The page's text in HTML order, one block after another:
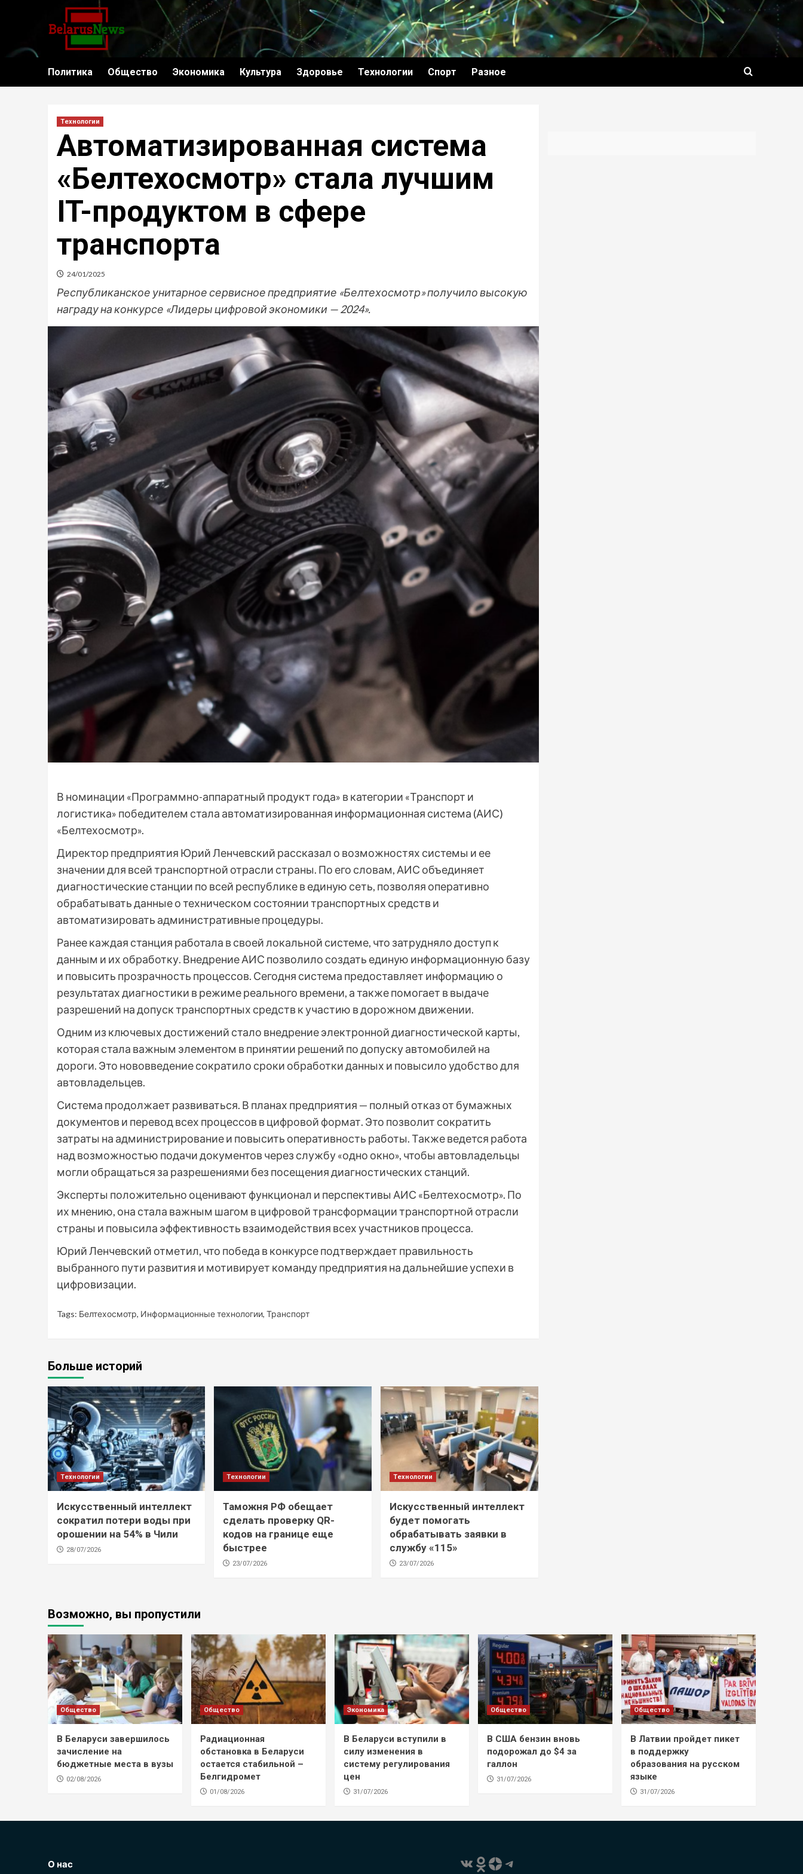
Политика Общество Экономика Культура Здоровье Технологии Спорт Разное
Технологии
Автоматизированная система
«Белтехосмотр» стала лучшим
IT-продуктом в сфере
транспорта
24/01/2025
Республиканское унитарное сервисное предприятие «Белтехосмотр» получило высокую
награду на конкурсе «Лидеры цифровой экономики — 2024».
В номинации «Программно-аппаратный продукт года» в категории «Транспорт и
логистика» победителем стала автоматизированная информационная система (АИС)
«Белтехосмотр».
Директор предприятия Юрий Ленчевский рассказал о возможностях системы и ее
значении для всей транспортной отрасли страны. По его словам, АИС объединяет
диагностические станции по всей республике в единую сеть, позволяя оперативно
обрабатывать данные о техническом состоянии транспортных средств и
автоматизировать административные процедуры.
Ранее каждая станция работала в своей локальной системе, что затрудняло доступ к
данным и их обработку. Внедрение АИС позволило создать единую информационную базу
и повысить прозрачность процессов. Сегодня система предоставляет информацию о
результатах диагностики в режиме реального времени, а также помогает в выдаче
разрешений на допуск транспортных средств к участию в дорожном движении.
Одним из ключевых достижений стало внедрение электронной диагностической карты,
которая стала важным элементом в принятии решений по допуску автомобилей на
дороги. Это нововведение сократило сроки обработки данных и повысило удобство для
автовладельцев.
Система продолжает развиваться. В планах предприятия — полный отказ от бумажных
документов и перевод всех процессов в цифровой формат. Это позволит сократить
затраты на администрирование и повысить оперативность работы. Также ведется работа
над возможностью подачи документов через службу «одно окно», чтобы автовладельцы
могли обращаться за разрешениями без посещения диагностических станций.
Эксперты положительно оценивают функционал и перспективы АИС «Белтехосмотр». По
их мнению, она стала важным шагом в цифровой трансформации транспортной отрасли
страны и повысила эффективность взаимодействия всех участников процесса.
Юрий Ленчевский отметил, что победа в конкурсе подтверждает правильность
выбранного пути развития и мотивирует команду предприятия на дальнейшие успехи в
цифровизации.
Tags: Белтехосмотр, Информационные технологии, Транспорт
Больше историй
Технологии
Искусственный интеллект
сократил потери воды при
орошении на 54% в Чили
28/07/2026
Технологии
Таможня РФ обещает
сделать проверку QR-
кодов на границе еще
быстрее
23/07/2026
Технологии
Искусственный интеллект
будет помогать
обрабатывать заявки в
службу «115»
23/07/2026
Возможно, вы пропустили
Общество
В Беларуси завершилось
зачисление на
бюджетные места в вузы
02/08/2026
Общество
Радиационная
обстановка в Беларуси
остается стабильной –
Белгидромет
01/08/2026
Экономика
В Беларуси вступили в
силу изменения в
систему регулирования
цен
31/07/2026
Общество
В США бензин вновь
подорожал до $4 за
галлон
31/07/2026
Общество
В Латвии пройдет пикет
в поддержку
образования на русском
языке
31/07/2026
О нас